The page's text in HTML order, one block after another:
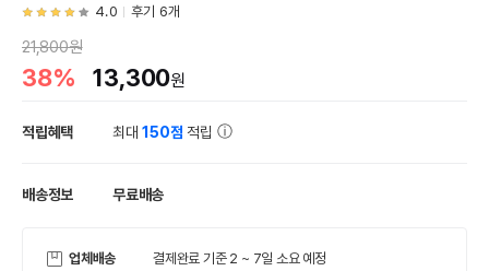
4.0 후기 6개
21,800원
38% 13,300원
적립혜택 최대150점 적립
배송정보 무료배송
업체배송 결제완료 기준 2 ~ 7일 소요 예정